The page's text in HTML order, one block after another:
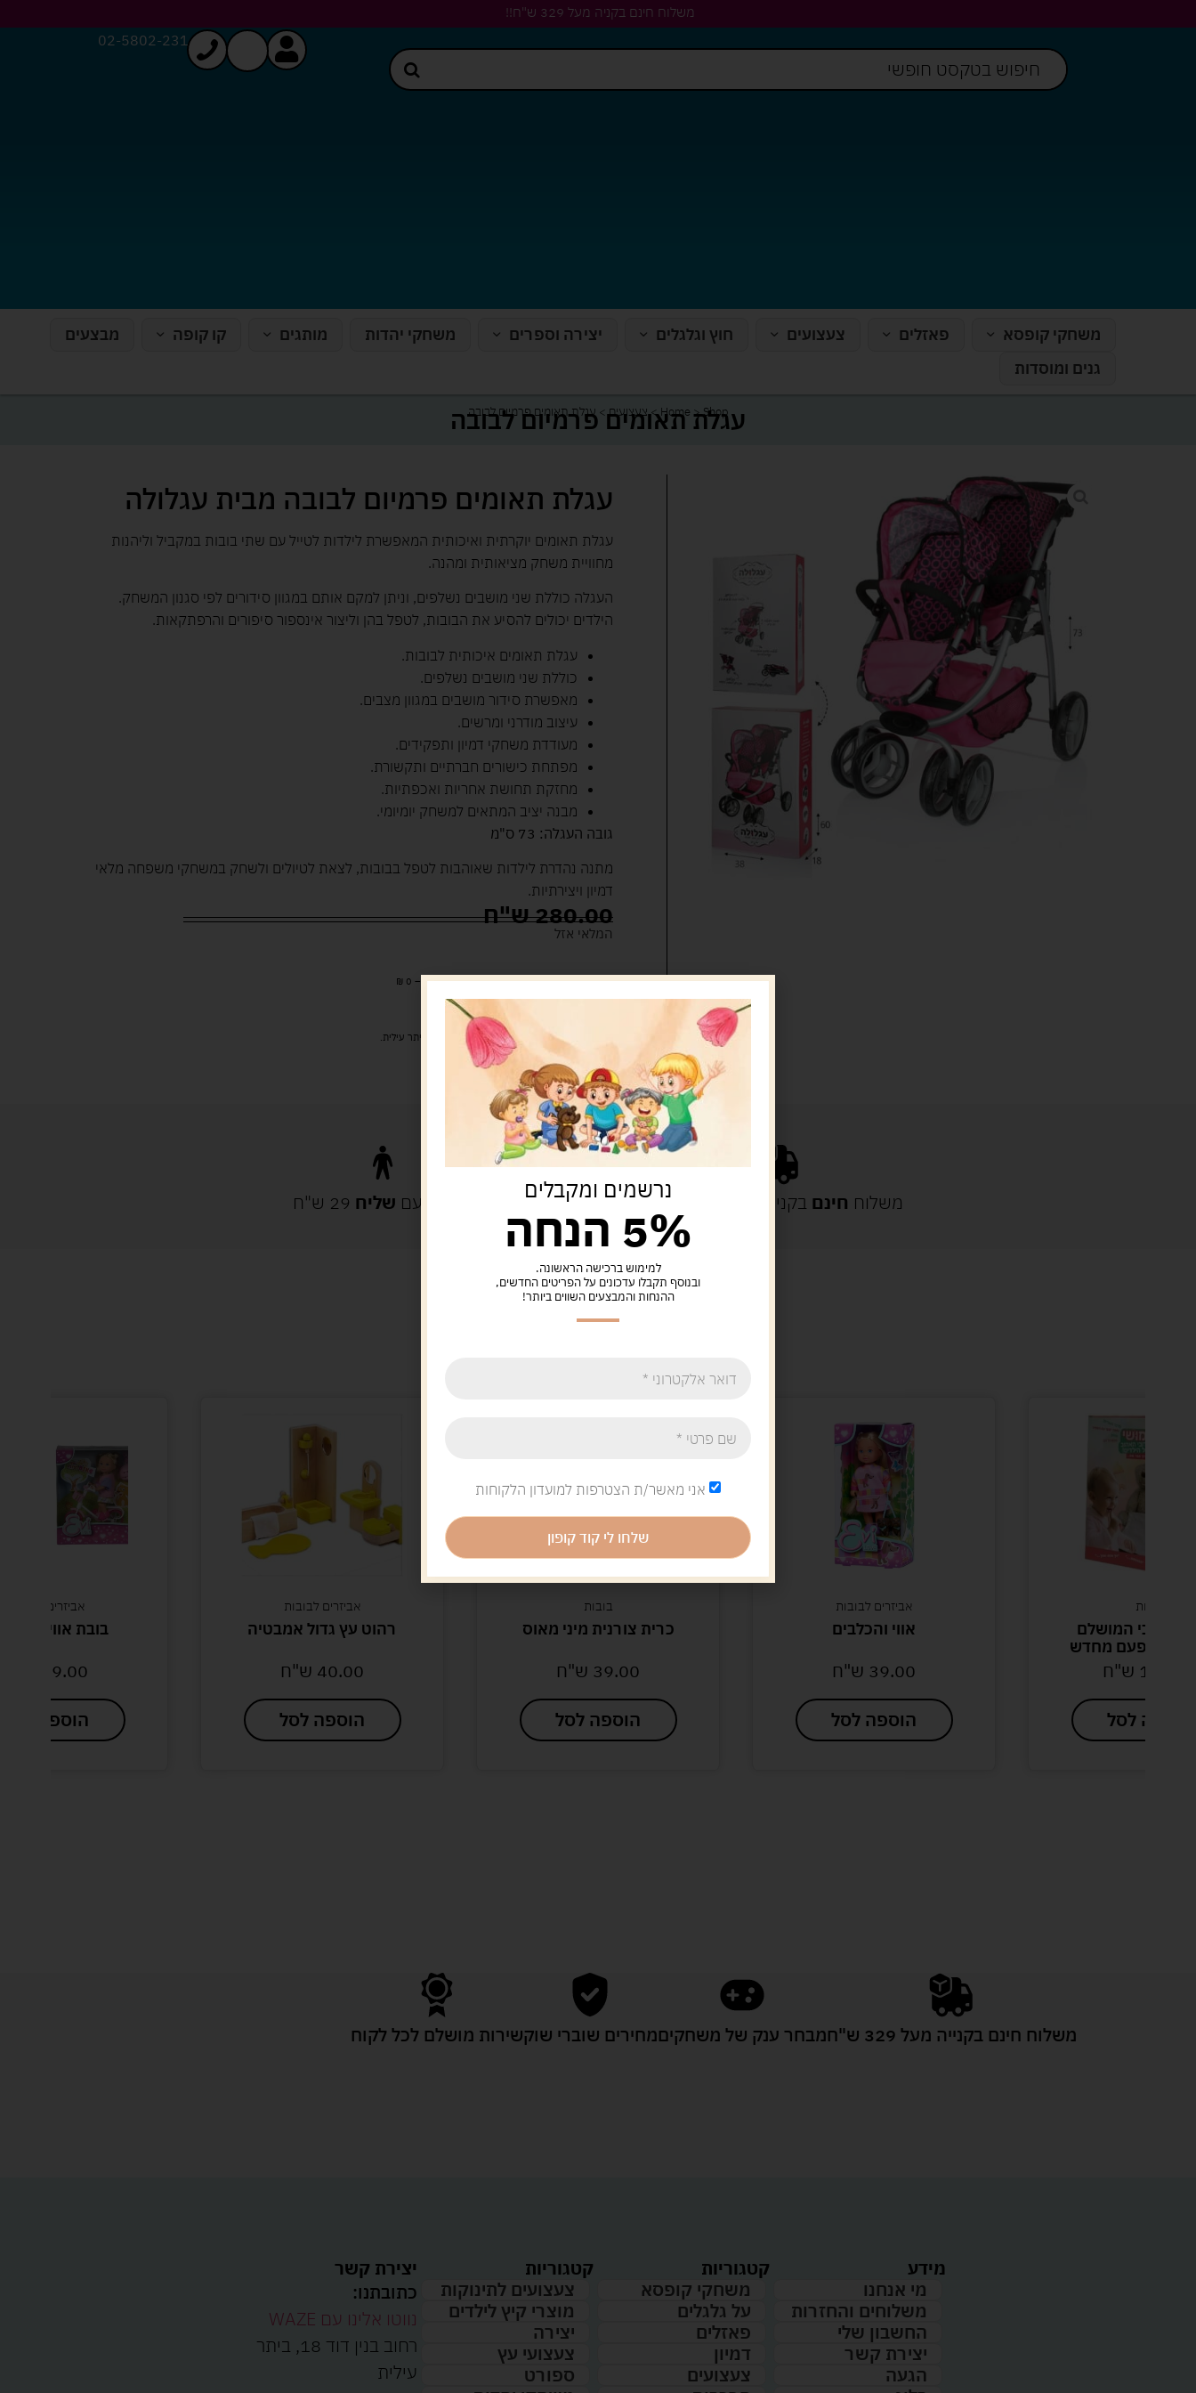
משלוח חינם בקניה מעל 329 ש"ח!!
02-5802-231
משחקי קופסא פאזלים צעצועים חוץ וגלגלים יצירה וספרים משחקי יהדות מותגים קו קופה
מבצעים
גנים ומוסדות
Home >Shop
>צעצועים> עגלת תאומים פרמיום לבובה
עגלת תאומים פרמיום לבובה
עגלת תאומים פרמיום לבובה מבית עגלולה
עגלת תאומים יוקרתית ואיכותית המאפשרת לילדות לטייל עם שתי בובות במקביל וליהנות
מחוויית משחק מציאותית ומהנה.
העגלה כוללת שני מושבים נשלפים, וניתן למקם אותם במגוון סידורים לפי סגנון המשחק.
הילדים יכולים להסיע את הבובות, לטפל בהן וליצור אינספור סיפורים והרפתקאות.
עגלת תאומים איכותית לבובות.
כוללת שני מושבים נשלפים.
מאפשרת סידור מושבים במגוון מצבים.
עיצוב מודרני ומרשים.
מעודדת משחקי דמיון ותפקידים.
מפתחת כישורים חברתיים ותקשורת.
מחזקת תחושת אחריות ואכפתיות.
מבנה יציב המתאים למשחק יומיומי.
גובה העגלה: 73 ס"מ
מתנה נהדרת לילדות שאוהבות לטפל בבובות, לצאת לטיולים ולשחק במשחקי משפחה מלאי
דמיון ויצירתיות.
280.00ש"ח
המלאי אזל
מעל 329 ש"ח, משלוח עם שליח עד הבית חינם! – 0 ₪
משלוח עם שליח עד הבית: 29 ש"ח
איסוף עצמי: מ"ביתר טויס" רחוב בניין דוד 18, ביתר עילית.
משלוח חינם בקנייה מעל 329 ש"ח משלוח עם שליח 29 ש"ח
מוצרים קשורים
בובות
– הדובי המושלם
כל פעם מחדש
119.00 ש"ח
הוספה לסל
אביזרים לבובות
אווי והכלבים
39.00 ש"ח
הוספה לסל
בובות
כרית צורנית מיני מאוס
39.00 ש"ח
הוספה לסל
אביזרים לבובות
רהוט עץ גדול אמבטיה
40.00 ש"ח
הוספה לסל
אביזרים לבובות
בובת אווי
39.00
הוספה לסל
משלוח חינם בקנייה מעל 329 ש"ח מבחר ענק של משחקיםמחירים שוברי שוקשירות מושלם לכל לקוח
מידע
מי אנחנו
משלוחים והחזרות
החשבון שלי
יצירת קשר
הגעה
קטגוריות
משחקי קופסא
על גלגלים
פאזלים
דמיון
צעצועים
קטגוריות
צעצועים לתינוקות
מוצרי קיץ לילדים
יצירה
צעצועי עץ
ספורט
יצירת קשר
כתובתנו:
נווטו אלינו עם WAZE
רחוב בנין דוד 18, ביתר
עילית
נרשמים ומקבלים
5% הנחה
למימוש ברכישה הראשונה.
ובנוסף תקבלו עדכונים על הפריטים החדשים,
ההנחות והמבצעים השווים ביותר!
אני מאשר/ת הצטרפות למועדון הלקוחות
שלחו לי קוד קופון